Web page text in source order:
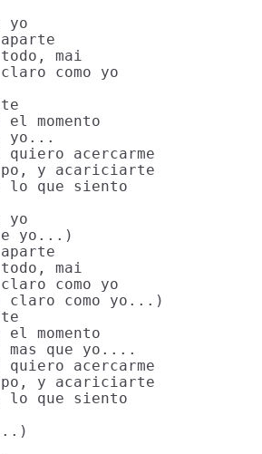
yo
mai
como yo
el momento
yo...
quiero acercarme
y acariciarte
lo que siento
yo
yo...)
mai
como yo
claro como yo...)
el momento
mas que yo....
quiero acercarme
y acariciarte
lo que siento